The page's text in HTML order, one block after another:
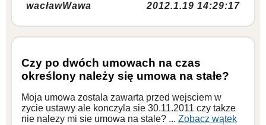
wacławWawa 2012.1.19 14:29:17
Czy po dwóch umowach na czas
określony należy się umowa na stałe?
Moja umowa zostala zawarta przed wejsciem w
zycie ustawy ale konczyla sie 30.11.2011 czy takze
nie nalezy mi sie umowa na stale? ... Zobacz wątek